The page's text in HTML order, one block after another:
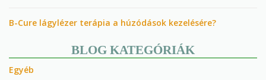
B-Cure lágylézer terápia a húzódások kezelésére?
BLOG KATEGÓRIÁK
Egyéb